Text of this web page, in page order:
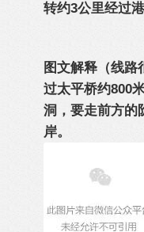
转约3公里经过
图文解释（线路
过太平桥约800
洞，要走前方的
岸。